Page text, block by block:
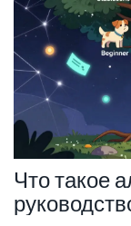
Что такое